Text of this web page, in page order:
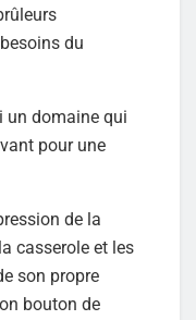
du
un domaine qui
pour une
de la
casserole et les
son propre
bouton de